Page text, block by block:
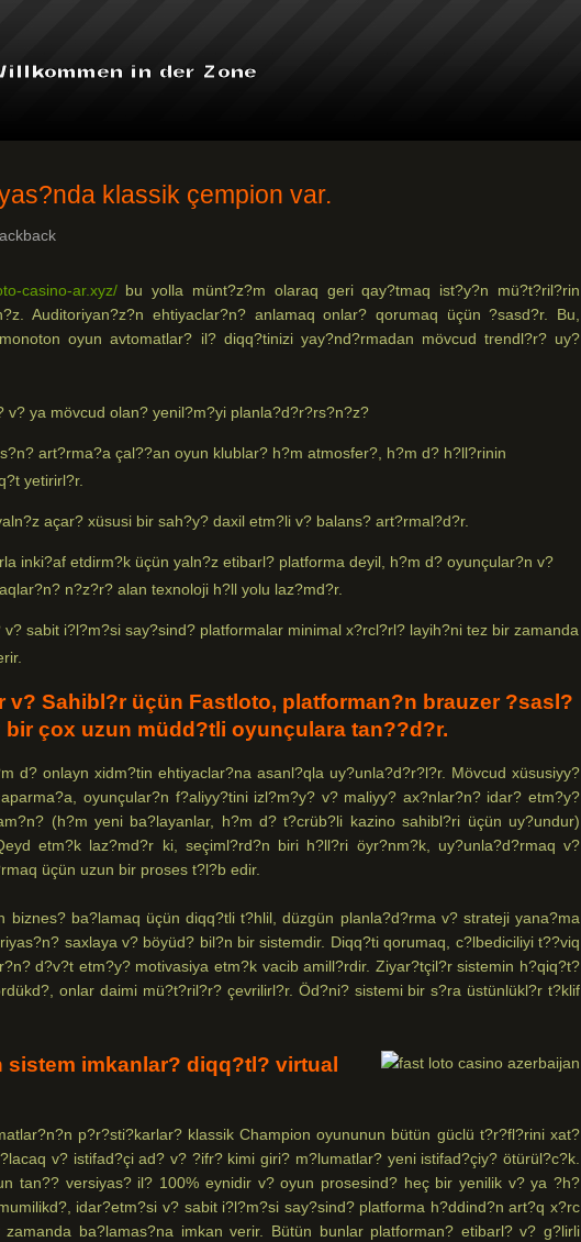
klassik çempion var.
casino-ar.xyz/bu yolla münt?z?m olaraq geri qay?tmaq ist?y?n mü?t?ril?rin
Auditoriyan?z?n ehtiyaclar?n? anlamaq onlar? qorumaq üçün ?sasd?r. Bu,
oyun avtomatlar? il? diqq?tinizi yay?nd?rmadan mövcud trendl?r? uy?
v? ya mövcud olan? yenil?m?yi planla?d?r?rs?n?z?
art?rma?a çal??an oyun klublar? h?m atmosfer?, h?m d? h?ll?rinin
yetirirl?r.
açar? xüsusi bir sah?y? daxil etm?li v? balans? art?rmal?d?r.
inki?af etdirm?k üçün yaln?z etibarl? platforma deyil, h?m d? oyunçular?n v?
n?z?r? alan texnoloji h?ll yolu laz?md?r.
sabit i?l?m?si say?sind? platformalar minimal x?rcl?rl? layih?ni tez bir zamanda
v? Sahibl?r üçün Fastloto, platforman?n brauzer ?sasl?
bir çox uzun müdd?tli oyunçulara tan??d?r.
d? onlayn xidm?tin ehtiyaclar?na asanl?qla uy?unla?d?r?l?r. Mövcud xüsusiyy?
oyunçular?n f?aliyy?tini izl?m?y? v? maliyy? ax?nlar?n? idar? etm?y?
(h?m yeni ba?layanlar, h?m d? t?crüb?li kazino sahibl?ri üçün uy?undur)
etm?k laz?md?r ki, seçiml?rd?n biri h?ll?ri öyr?nm?k, uy?unla?d?rmaq v?
üçün uzun bir proses t?l?b edir.
biznes? ba?lamaq üçün diqq?tli t?hlil, düzgün planla?d?rma v? strateji yana?ma
saxlaya v? böyüd? bil?n bir sistemdir. Diqq?ti qorumaq, c?lbediciliyi t??viq
d?v?t etm?y? motivasiya etm?k vacib amill?rdir. Ziyar?tçil?r sistemin h?qiq?t?
onlar daimi mü?t?ril?r? çevrilirl?r. Öd?ni? sistemi bir s?ra üstünlükl?r t?klif
sistem imkanlar? diqq?tl? virtual
p?r?sti?karlar? klassik Champion oyununun bütün güclü t?r?fl?rini xat?
v? istifad?çi ad? v? ?ifr? kimi giri? m?lumatlar? yeni istifad?çiy? ötürül?c?k.
tan?? versiyas? il? 100% eynidir v? oyun prosesind? heç bir yenilik v? ya ?h?
idar?etm?si v? sabit i?l?m?si say?sind? platforma h?ddind?n art?q x?rc
ba?lamas?na imkan verir. Bütün bunlar platforman? etibarl? v? g?lirli